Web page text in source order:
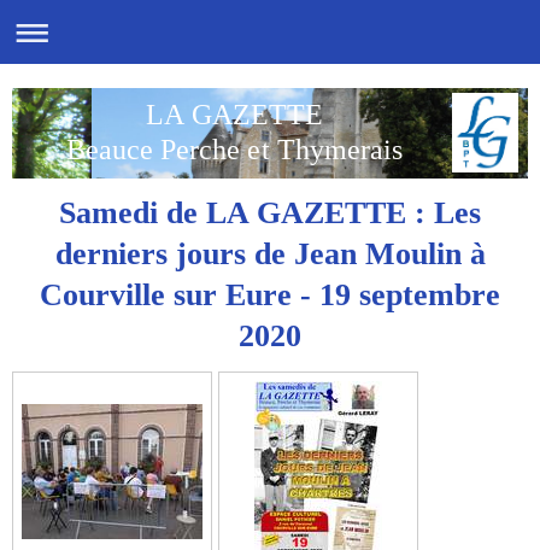
LA GAZETTE
Beauce Perche et Thymerais
Samedi de LA GAZETTE : Les
derniers jours de Jean Moulin à
Courville sur Eure - 19 septembre
2020